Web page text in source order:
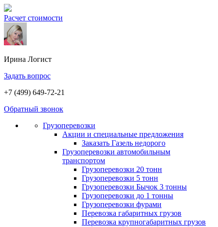
Расчет стоимости
Ирина Логист
Задать вопрос
+7 (499) 649-72-21
Обратный звонок
Грузоперевозки
Акции и специальные предложения
Заказать Газель недорого
Грузоперевозки автомобильным
транспортом
Грузоперевозки 20 тонн
Грузоперевозки 5 тонн
Грузоперевозки Бычок 3 тонны
Грузоперевозки до 1 тонны
Грузоперевозки фурами
Перевозка габаритных грузов
Перевозка крупногабаритных грузов